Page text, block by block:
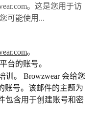
。这是您用于访
可能使用...
。
台的账号。
训。 Browzwear 会给您
账号。该邮件的主题为
包含用于创建账号和密